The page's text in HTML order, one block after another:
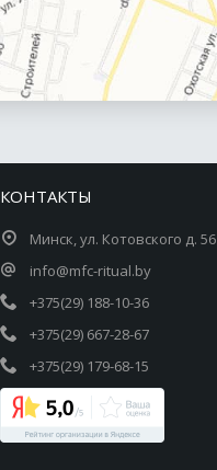
КОНТАКТЫ
Минск, ул. Котовского д. 56
info@mfc-ritual.by
+375(29) 188-10-36
+375(29) 667-28-67
+375(29) 179-68-15